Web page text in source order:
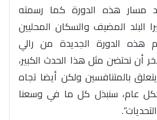
مسار هذه الدورة كما رسمته
البلد المضيف والسكان المحليين
هذه الدورة الجديدة من رالي
أن نحتضن مثل هذا الحدث الكبير،
بالمتنافسين ولكن أيضا تجاه
عام، سنبذل كل ما في وسعنا